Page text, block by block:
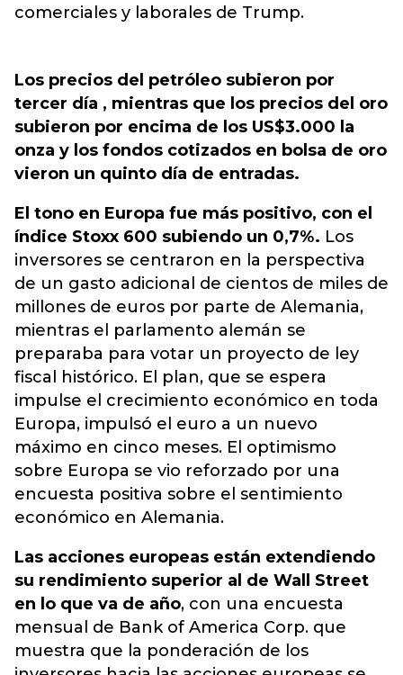
comerciales y laborales de Trump.
Los precios del petróleo subieron por
tercer día , mientras que los precios del oro
subieron por encima de los US$3.000 la
onza y los fondos cotizados en bolsa de oro
vieron un quinto día de entradas.
El tono en Europa fue más positivo, con el
índice Stoxx 600 subiendo un 0,7%. Los
inversores se centraron en la perspectiva
de un gasto adicional de cientos de miles de
millones de euros por parte de Alemania,
mientras el parlamento alemán se
preparaba para votar un proyecto de ley
fiscal histórico. El plan, que se espera
impulse el crecimiento económico en toda
Europa, impulsó el euro a un nuevo
máximo en cinco meses. El optimismo
sobre Europa se vio reforzado por una
encuesta positiva sobre el sentimiento
económico en Alemania.
Las acciones europeas están extendiendo
su rendimiento superior al de Wall Street
en lo que va de año, con una encuesta
mensual de Bank of America Corp. que
muestra que la ponderación de los